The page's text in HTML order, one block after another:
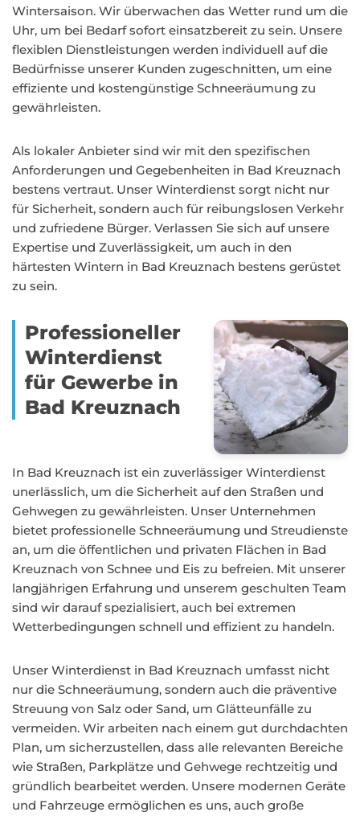
Wintersaison. Wir überwachen das Wetter rund um die
Uhr, um bei Bedarf sofort einsatzbereit zu sein. Unsere
flexiblen Dienstleistungen werden individuell auf die
Bedürfnisse unserer Kunden zugeschnitten, um eine
effiziente und kostengünstige Schneeräumung zu
gewährleisten.
Als lokaler Anbieter sind wir mit den spezifischen
Anforderungen und Gegebenheiten in Bad Kreuznach
bestens vertraut. Unser Winterdienst sorgt nicht nur
für Sicherheit, sondern auch für reibungslosen Verkehr
und zufriedene Bürger. Verlassen Sie sich auf unsere
Expertise und Zuverlässigkeit, um auch in den
härtesten Wintern in Bad Kreuznach bestens gerüstet
zu sein.
Professioneller
Winterdienst
für Gewerbe in
Bad Kreuznach
In Bad Kreuznach ist ein zuverlässiger Winterdienst
unerlässlich, um die Sicherheit auf den Straßen und
Gehwegen zu gewährleisten. Unser Unternehmen
bietet professionelle Schneeräumung und Streudienste
an, um die öffentlichen und privaten Flächen in Bad
Kreuznach von Schnee und Eis zu befreien. Mit unserer
langjährigen Erfahrung und unserem geschulten Team
sind wir darauf spezialisiert, auch bei extremen
Wetterbedingungen schnell und effizient zu handeln.
Unser Winterdienst in Bad Kreuznach umfasst nicht
nur die Schneeräumung, sondern auch die präventive
Streuung von Salz oder Sand, um Glätteunfälle zu
vermeiden. Wir arbeiten nach einem gut durchdachten
Plan, um sicherzustellen, dass alle relevanten Bereiche
wie Straßen, Parkplätze und Gehwege rechtzeitig und
gründlich bearbeitet werden. Unsere modernen Geräte
und Fahrzeuge ermöglichen es uns, auch große